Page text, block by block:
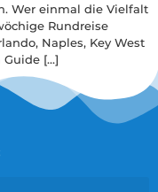
Wer einmal die Vielfalt
Rundreise
Naples, Key West
[…]